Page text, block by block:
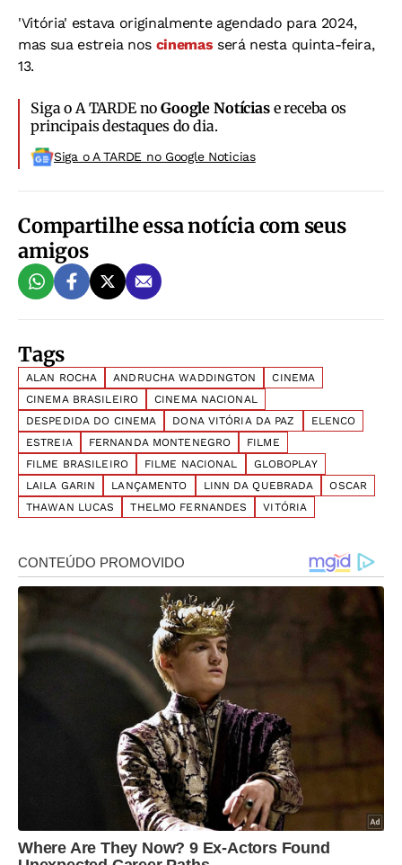
'Vitória' estava originalmente agendado para 2024,
mas sua estreia nos cinemas será nesta quinta-feira,
13.
Siga o A TARDE noGoogle Notíciase receba os
principais destaques do dia.
Siga o A TARDE no Google Noticias
Compartilhe essa notícia com seus
amigos
Tags
ALAN ROCHA ANDRUCHA WADDINGTON
CINEMA
CINEMA BRASILEIRO
CINEMA NACIONAL
DESPEDIDA DO CINEMA
DONA VITÓRIA DA PAZ
ELENCO
ESTREIA
FERNANDA MONTENEGRO
FILME
FILME BRASILEIRO
FILME NACIONAL
GLOBOPLAY
LAILA GARIN
LANÇAMENTO LINN DA QUEBRADA
OSCAR
THAWAN LUCAS
THELMO FERNANDES VITÓRIA